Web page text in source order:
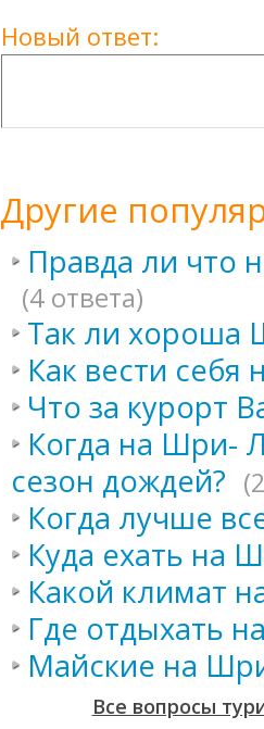
Новый ответ:
Другие
Правда ли что
(4 ответа)
Так ли хороша
Как вести
Что за курорт
Когда на Шри-
сезон дождей?
Когда лучше
Куда ехать на
Какой климат
Где отдыхать
Майские на
Все вопросы